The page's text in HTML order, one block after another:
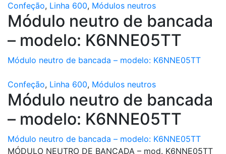
Confeção, Linha 600, Módulos neutros
Módulo neutro de bancada
– modelo: K6NNE05TT
Módulo neutro de bancada – modelo: K6NNE05TT
Confeção, Linha 600, Módulos neutros
Módulo neutro de bancada
– modelo: K6NNE05TT
Módulo neutro de bancada – modelo: K6NNE05TT
MÓDULO NEUTRO DE BANCADA – mod. K6NNE05TT